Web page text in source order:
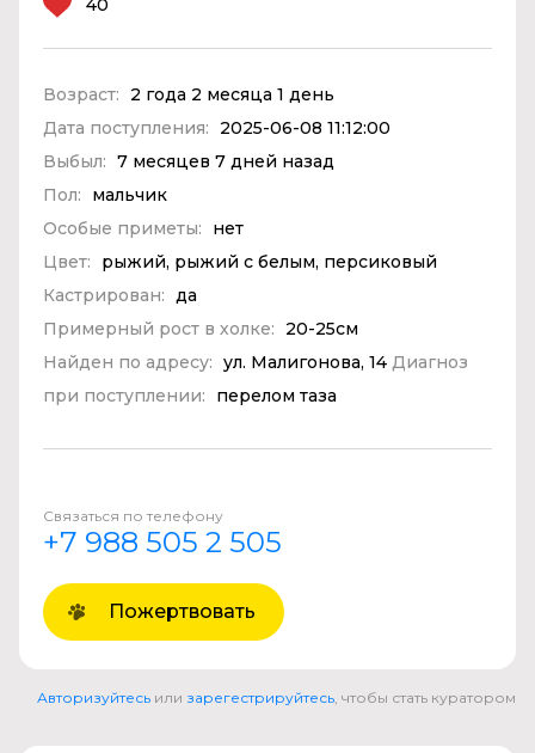
40
Возраст:
2 года 2 месяца 1 день
Дата поступления:
2025-06-08 11:12:00
Выбыл: 7 месяцев 7 дней назад
Пол:
мальчик
Особые приметы:
нет
Цвет:
рыжий, рыжий с белым, персиковый
Кастрирован: да
Примерный рост в холке:
20-25см
Найден по адресу: ул. Малигонова, 14 Диагноз
при поступлении:
перелом таза
Связаться по телефону
+7 988 505 2 505
Пожертвовать
Авторизуйтесь или зарегестрируйтесь, чтобы стать куратором